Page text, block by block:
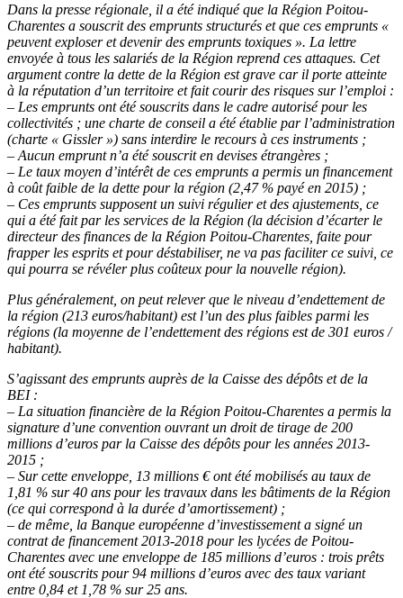
Dans la presse régionale, il a été indiqué que la Région Poitou-
Charentes a souscrit des emprunts structurés et que ces emprunts «
peuvent exploser et devenir des emprunts toxiques ». La lettre
envoyée à tous les salariés de la Région reprend ces attaques. Cet
argument contre la dette de la Région est grave car il porte atteinte
à la réputation d’un territoire et fait courir des risques sur l’emploi :
– Les emprunts ont été souscrits dans le cadre autorisé pour les
collectivités ; une charte de conseil a été établie par l’administration
(charte « Gissler ») sans interdire le recours à ces instruments ;
– Aucun emprunt n’a été souscrit en devises étrangères ;
– Le taux moyen d’intérêt de ces emprunts a permis un financement
à coût faible de la dette pour la région (2,47 % payé en 2015) ;
– Ces emprunts supposent un suivi régulier et des ajustements, ce
qui a été fait par les services de la Région (la décision d’écarter le
directeur des finances de la Région Poitou-Charentes, faite pour
frapper les esprits et pour déstabiliser, ne va pas faciliter ce suivi, ce
qui pourra se révéler plus coûteux pour la nouvelle région).
Plus généralement, on peut relever que le niveau d’endettement de
la région (213 euros/habitant) est l’un des plus faibles parmi les
régions (la moyenne de l’endettement des régions est de 301 euros /
habitant).
S’agissant des emprunts auprès de la Caisse des dépôts et de la
BEI :
– La situation financière de la Région Poitou-Charentes a permis la
signature d’une convention ouvrant un droit de tirage de 200
millions d’euros par la Caisse des dépôts pour les années 2013-
2015 ;
– Sur cette enveloppe, 13 millions € ont été mobilisés au taux de
1,81 % sur 40 ans pour les travaux dans les bâtiments de la Région
(ce qui correspond à la durée d’amortissement) ;
– de même, la Banque européenne d’investissement a signé un
contrat de financement 2013-2018 pour les lycées de Poitou-
Charentes avec une enveloppe de 185 millions d’euros : trois prêts
ont été souscrits pour 94 millions d’euros avec des taux variant
entre 0,84 et 1,78 % sur 25 ans.